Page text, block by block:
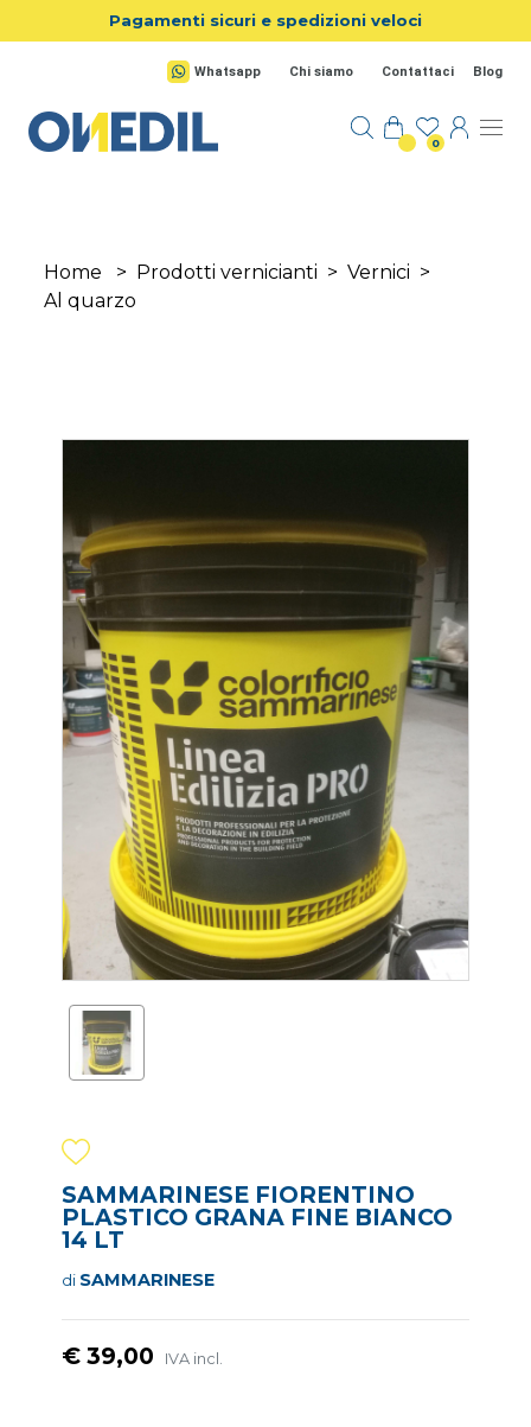
Salta al contenuto principale
Pagamenti sicuri e spedizioni veloci
Whatsapp Chi siamo Contattaci Blog
0
Home > Prodotti vernicianti > Vernici >
Al quarzo
SAMMARINESE FIORENTINO
PLASTICO GRANA FINE BIANCO
14 LT
di SAMMARINESE
€ 39,00 IVA incl.